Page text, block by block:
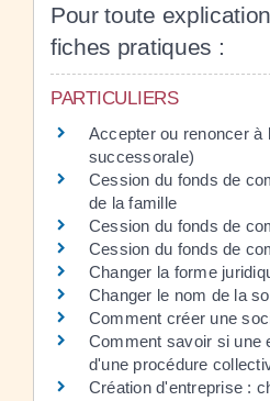
Pour toute
fiches pratiques :
PARTICULIERS
Accepter ou renoncer à
successorale)
Cession du fonds de
de la famille
Cession du fonds de
Cession du fonds de
Changer la forme
Changer le nom de la
Comment créer une
Comment savoir si une
d'une procédure
Création d'entreprise :